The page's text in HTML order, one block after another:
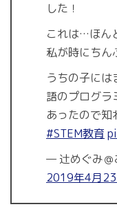
した！
これは…ほん
私が時にちん
うちの子には
語のプログラ
あったので知
#STEM教育
— 辻めぐみ＠
2019年4月